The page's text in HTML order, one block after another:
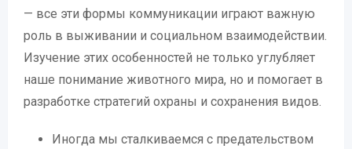
— все эти формы коммуникации играют важную
роль в выживании и социальном взаимодействии.
Изучение этих особенностей не только углубляет
наше понимание животного мира, но и помогает в
разработке стратегий охраны и сохранения видов.
Иногда мы сталкиваемся с предательством